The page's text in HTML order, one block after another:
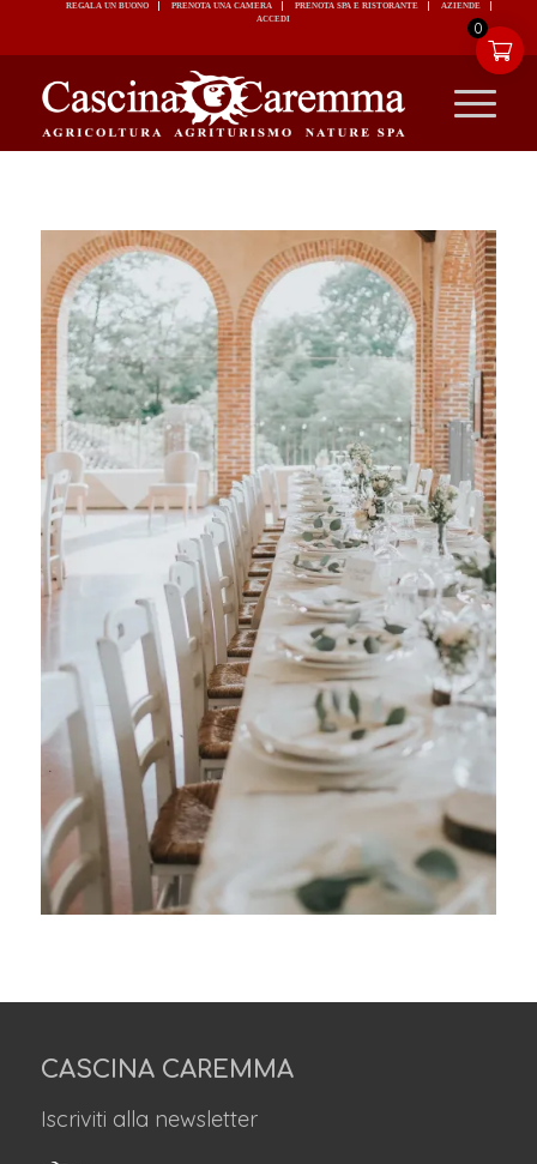
0
REGALA UN BUONO PRENOTA UNA CAMERA PRENOTA SPA E RISTORANTE
CASCINA CAREMMA
Iscriviti alla newsletter